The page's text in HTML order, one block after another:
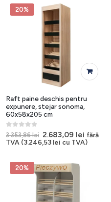
4.507,45 lei.
20%
Raft paine deschis pentru
expunere, stejar sonoma,
60x58x205 cm
0 out of 5
3.353,86lei Prețul
inițial
3.353,86 lei.
2.683,09 leiPrețul
curent
fără
TVA (3.246,53 lei cu TVA)
20%